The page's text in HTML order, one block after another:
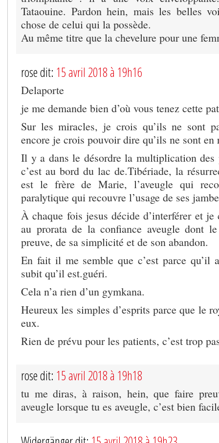
Tataouine. Pardon hein, mais les belles
chose de celui qui la possède.
Au même titre que la chevelure pour une
rose dit: 15 avril 2018 à 19h16
Delaporte
je me demande bien d’où vous tenez cette
Sur les miracles, je crois qu’ils ne sont
encore je crois pouvoir dire qu’ils ne sont
Il y a dans le désordre la multiplication des
c’est au bord du lac de.Tibériade, la
est le frère de Marie, l’aveugle qui
paralytique qui recouvre l’usage de ses
À chaque fois jesus décide d’interférer et je
au prorata de la confiance aveugle dont
preuve, de sa simplicité et de son abandon.
En fait il me semble que c’est parce qu’il
subit qu’il est.guéri.
Cela n’a rien d’un gymkana.
Heureux les simples d’esprits parce que le
eux.
Rien de prévu pour les patients, c’est trop
rose dit: 15 avril 2018 à 19h18
tu me diras, à raison, hein, que faire
aveugle lorsque tu es aveugle, c’est bien